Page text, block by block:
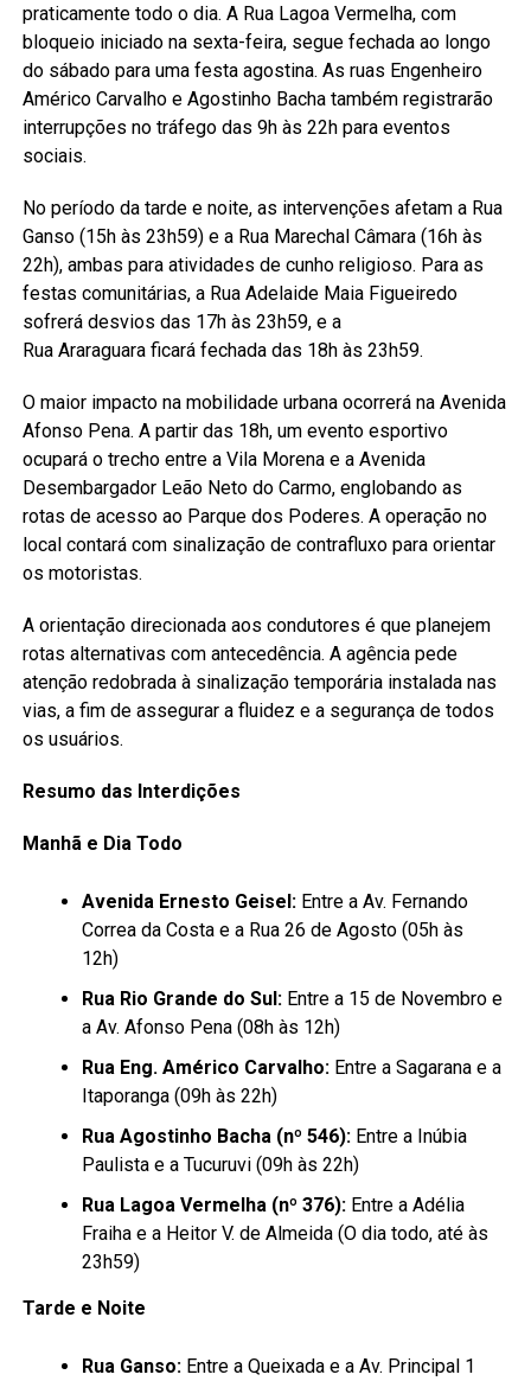
praticamente todo o dia. A Rua Lagoa Vermelha, com
bloqueio iniciado na sexta-feira, segue fechada ao longo
do sábado para uma festa agostina. As ruas Engenheiro
Américo Carvalho e Agostinho Bacha também registrarão
interrupções no tráfego das 9h às 22h para eventos
sociais.
No período da tarde e noite, as intervenções afetam a Rua
Ganso (15h às 23h59) e a Rua Marechal Câmara (16h às
22h), ambas para atividades de cunho religioso. Para as
festas comunitárias, a Rua Adelaide Maia Figueiredo
sofrerá desvios das 17h às 23h59, e a
Rua Araraguara ficará fechada das 18h às 23h59.
O maior impacto na mobilidade urbana ocorrerá na Avenida
Afonso Pena. A partir das 18h, um evento esportivo
ocupará o trecho entre a Vila Morena e a Avenida
Desembargador Leão Neto do Carmo, englobando as
rotas de acesso ao Parque dos Poderes. A operação no
local contará com sinalização de contrafluxo para orientar
os motoristas.
A orientação direcionada aos condutores é que planejem
rotas alternativas com antecedência. A agência pede
atenção redobrada à sinalização temporária instalada nas
vias, a fim de assegurar a fluidez e a segurança de todos
os usuários.
Resumo das Interdições
Manhã e Dia Todo
Avenida Ernesto Geisel:Entre a Av. Fernando
Correa da Costa e a Rua 26 de Agosto (05h às
12h)
Rua Rio Grande do Sul:Entre a 15 de Novembro e
a Av. Afonso Pena (08h às 12h)
Rua Eng. Américo Carvalho:Entre a Sagarana e a
Itaporanga (09h às 22h)
Rua Agostinho Bacha (nº 546):Entre a Inúbia
Paulista e a Tucuruvi (09h às 22h)
Rua Lagoa Vermelha (nº 376):Entre a Adélia
Fraiha e a Heitor V. de Almeida (O dia todo, até às
23h59)
Tarde e Noite
Rua Ganso:Entre a Queixada e a Av. Principal 1